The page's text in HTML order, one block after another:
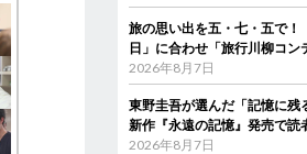
旅の思い出を五・七・五で
日」に合わせ「旅行川柳コン
2026年8月7日
東野圭吾が選んだ「記憶に
新作『永遠の記憶』発売で読
2026年8月7日